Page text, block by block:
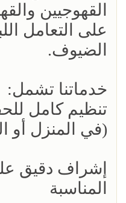
القهوجيين
على التعامل
الضيوف.
خدماتنا تشمل:
تنظيم كامل
(في المنزل أو
إشراف دقيق
المناسبة